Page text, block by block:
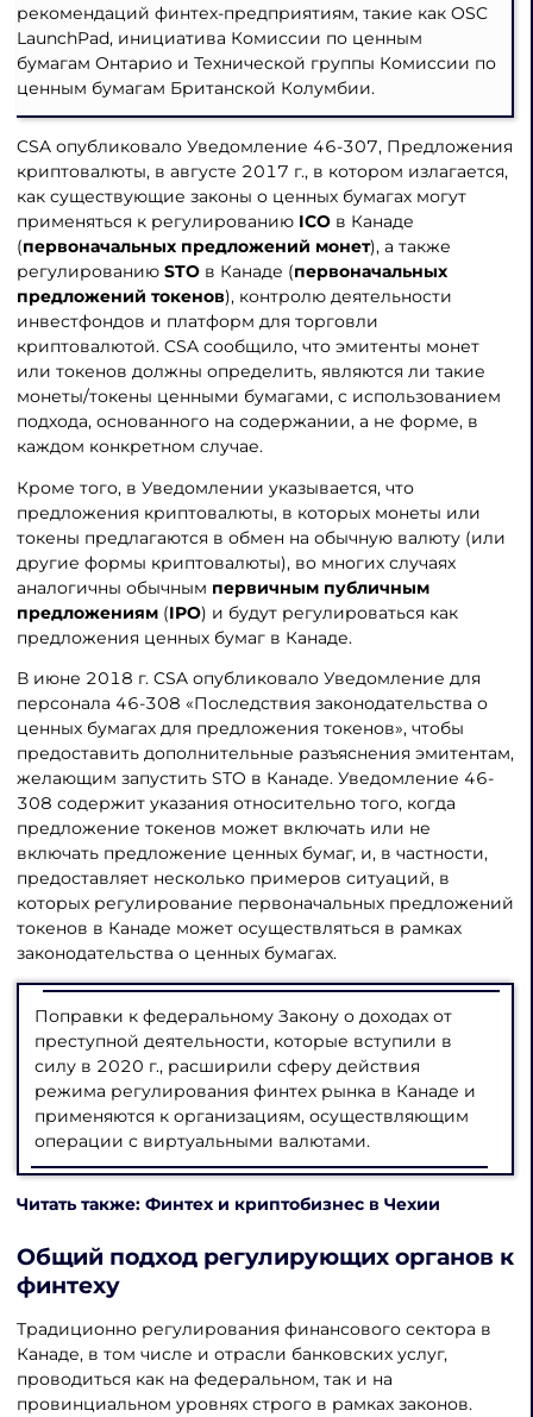
рекомендаций финтех-предприятиям, такие как OSC
LaunchPad, инициатива Комиссии по ценным
бумагам Онтарио и Технической группы Комиссии по
ценным бумагам Британской Колумбии.
CSA опубликовало Уведомление 46-307, Предложения
криптовалюты, в августе 2017 г., в котором излагается,
как существующие законы о ценных бумагах могут
применяться к регулированиюICOв Канаде
(первоначальных предложений монет), а также
регулированию STOв Канаде (первоначальных
предложений токенов), контролю деятельности
инвестфондов и платформ для торговли
криптовалютой. CSA сообщило, что эмитенты монет
или токенов должны определить, являются ли такие
монеты/токены ценными бумагами, с использованием
подхода, основанного на содержании, а не форме, в
каждом конкретном случае.
Кроме того, в Уведомлении указывается, что
предложения криптовалюты, в которых монеты или
токены предлагаются в обмен на обычную валюту (или
другие формы криптовалюты), во многих случаях
аналогичны обычным первичным публичным
предложениям(IPO) и будут регулироваться как
предложения ценных бумаг в Канаде.
В июне 2018 г. CSA опубликовало Уведомление для
персонала 46-308 «Последствия законодательства о
ценных бумагах для предложения токенов», чтобы
предоставить дополнительные разъяснения эмитентам,
желающим запустить STO в Канаде. Уведомление 46-
308 содержит указания относительно того, когда
предложение токенов может включать или не
включать предложение ценных бумаг, и, в частности,
предоставляет несколько примеров ситуаций, в
которых регулирование первоначальных предложений
токенов в Канаде может осуществляться в рамках
законодательства о ценных бумагах.
Поправки к федеральному Закону о доходах от
преступной деятельности, которые вступили в
силу в 2020 г., расширили сферу действия
режима регулирования финтех рынка в Канаде и
применяются к организациям, осуществляющим
операции с виртуальными валютами.
Читать также: Финтех и криптобизнес в Чехии
Общий подход регулирующих органов к
финтеху
Традиционно регулирования финансового сектора в
Канаде, в том числе и отрасли банковских услуг,
проводиться как на федеральном, так и на
провинциальном уровнях строго в рамках законов.